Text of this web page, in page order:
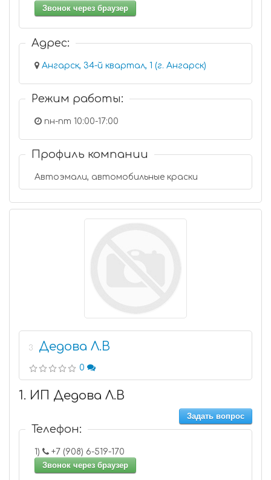
Звонок через браузер
Адрес:
Ангарск, 34-й квартал, 1 (г. Ангарск)
Режим работы:
пн-пт 10:00-17:00
Профиль компании
Автоэмали, автомобильные краски
3 Дедова Л.В
0
1. ИП Дедова Л.В
Задать вопрос
Телефон:
1)
+7 (908) 6-519-170
Звонок через браузер